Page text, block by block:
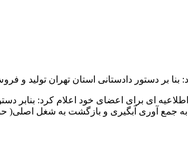
بنا بر دستور دادستانی استان تهران تولید
ای برای اعضای خود اعلام کرد: بنابر
جمع آوری آبگیری و بازگشت به شغل اصلی(